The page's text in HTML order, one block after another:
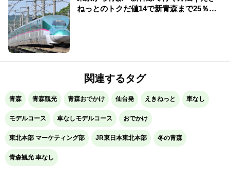
ねっとのトクだ値14で新青森まで25％割
関連するタグ
青森 青森観光 青森おでかけ 仙台発 えきねっと 車なし
モデルコース 車なしモデルコース おでかけ
東北本部 マーケティング部 JR東日本東北本部 冬の青森
青森観光 車なし